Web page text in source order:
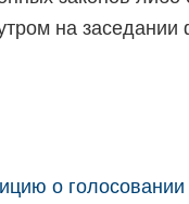
на заседании
о